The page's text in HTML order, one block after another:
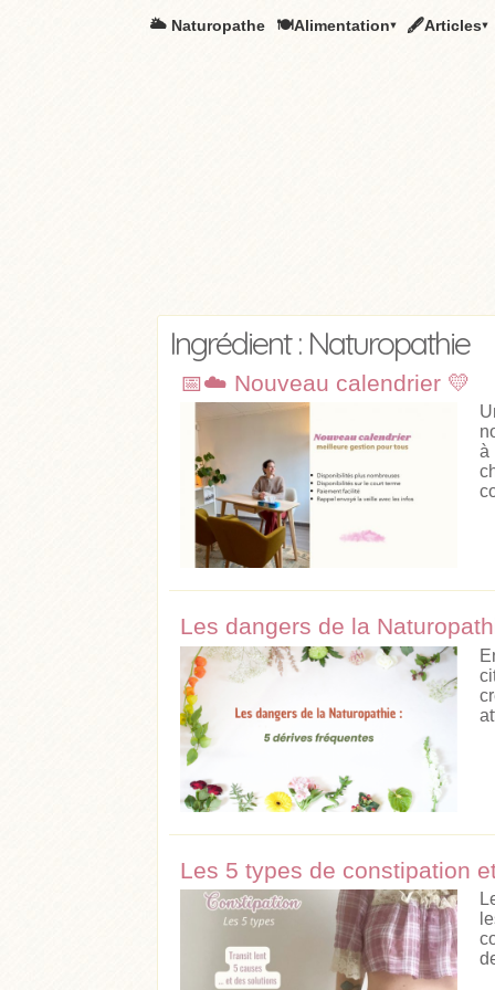
🌥️ Naturopathe 🍽Alimentation▾ 🖋Articles▾
Ingrédient : Naturopathie
📅☁️ Nouveau calendrier 💛
à
Les dangers de la
Les 5 types de constipation